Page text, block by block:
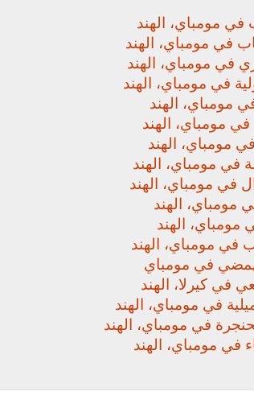
مومباي، الهند
في مومباي، الهند
في مومباي، الهند
في مومباي، الهند
مومباي، الهند
مومباي، الهند
مومباي، الهند
في مومباي، الهند
في مومباي، الهند
مومباي، الهند
مومباي، الهند
في مومباي، الهند
في مومباي
في كيرلا، الهند
في مومباي، الهند
في مومباي، الهند
في مومباي، الهند